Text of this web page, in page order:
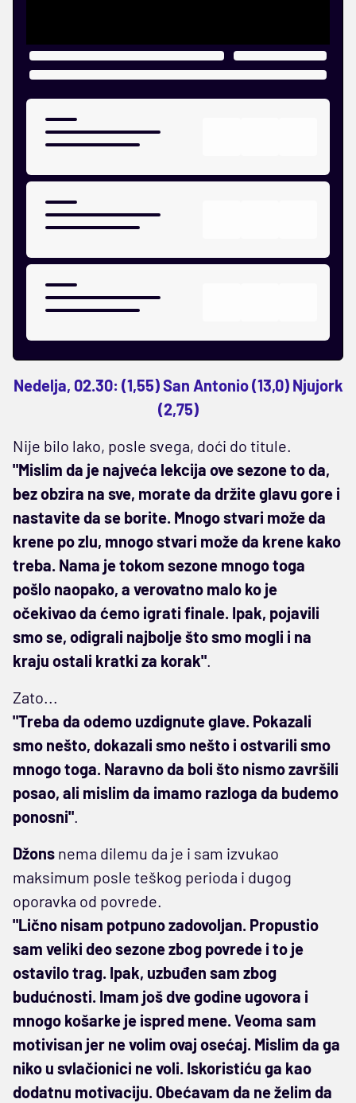
Nedelja, 02.30: (1,55) San Antonio (13,0) Njujork
(2,75)
Nije bilo lako, posle svega, doći do titule.
"Mislim da je najveća lekcija ove sezone to da,
bez obzira na sve, morate da držite glavu gore i
nastavite da se borite. Mnogo stvari može da
krene po zlu, mnogo stvari može da krene kako
treba. Nama je tokom sezone mnogo toga
pošlo naopako, a verovatno malo ko je
očekivao da ćemo igrati finale. Ipak, pojavili
smo se, odigrali najbolje što smo mogli i na
kraju ostali kratki za korak".
Zato...
"Treba da odemo uzdignute glave. Pokazali
smo nešto, dokazali smo nešto i ostvarili smo
mnogo toga. Naravno da boli što nismo završili
posao, ali mislim da imamo razloga da budemo
ponosni".
Džons nema dilemu da je i sam izvukao
maksimum posle teškog perioda i dugog
oporavka od povrede.
"Lično nisam potpuno zadovoljan. Propustio
sam veliki deo sezone zbog povrede i to je
ostavilo trag. Ipak, uzbuđen sam zbog
budućnosti. Imam još dve godine ugovora i
mnogo košarke je ispred mene. Veoma sam
motivisan jer ne volim ovaj osećaj. Mislim da ga
niko u svlačionici ne voli. Iskoristiću ga kao
dodatnu motivaciju. Obećavam da ne želim da